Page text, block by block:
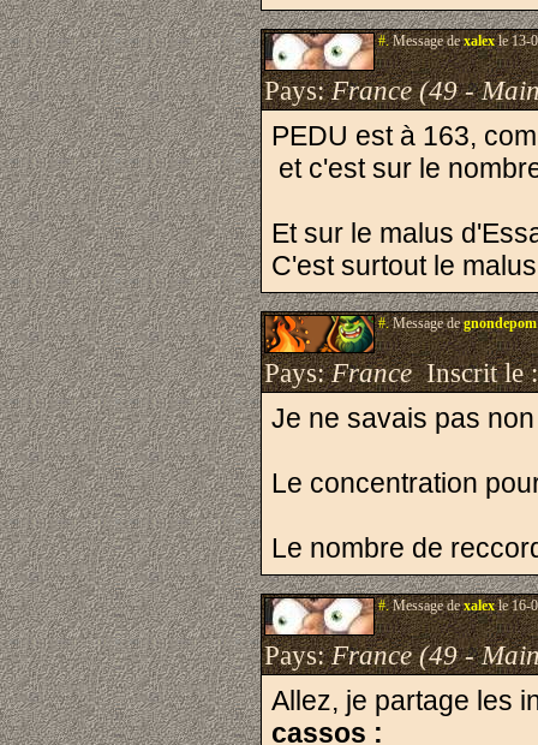
#.Message dexalexle 13-
Pays:France (49 -
PEDU est à 163,
et c'est sur le
Et sur le malus
C'est surtout le
#.Message degnondepom
Pays:FranceInscrit le
Je ne savais pas
Le concentration
Le nombre de
#.Message dexalexle 16-
Pays:France (49 -
Allez, je partage les
cassos :